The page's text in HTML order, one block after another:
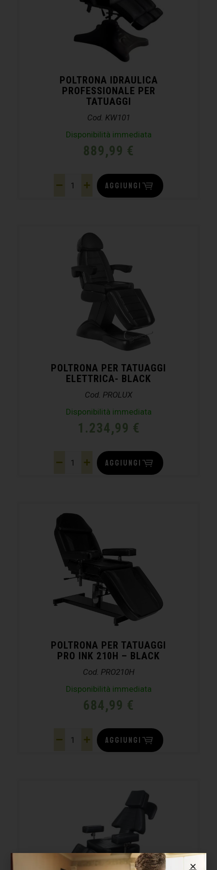
POLTRONA IDRAULICA
PROFESSIONALE PER
TATUAGGI
Cod. KW101
Disponibilità immediata
889,99 €
AGGIUNGI
POLTRONA PER TATUAGGI
ELETTRICA- BLACK
Cod. PROLUX
Disponibilità immediata
1.234,99 €
AGGIUNGI
POLTRONA PER TATUAGGI
PRO INK 210H – BLACK
Cod. PRO210H
Disponibilità immediata
684,99 €
AGGIUNGI